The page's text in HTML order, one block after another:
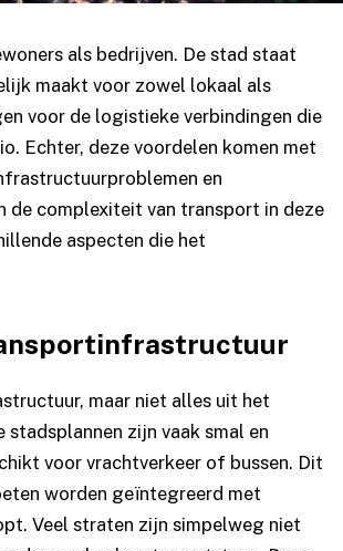
als bedrijven. De stad staat
maakt voor zowel lokaal als
voor de logistieke verbindingen die
Echter, deze voordelen komen met
en
de complexiteit van transport in deze
aspecten die het
maar niet alles uit het
zijn vaak smal en
voor vrachtverkeer of bussen. Dit
worden geïntegreerd met
Veel straten zijn simpelweg niet